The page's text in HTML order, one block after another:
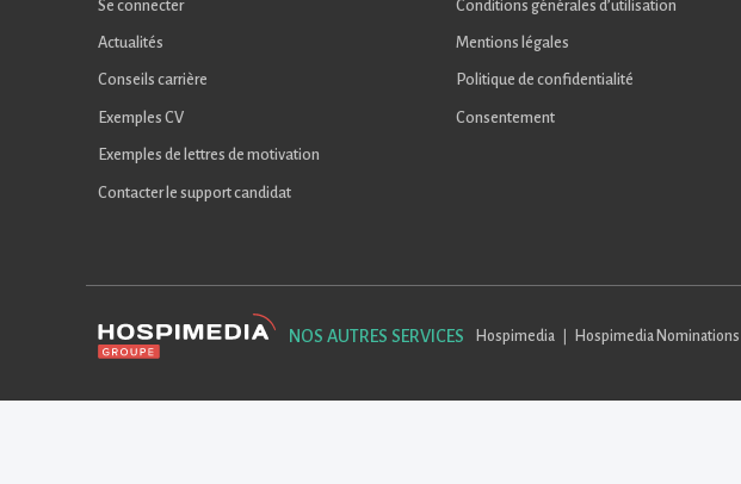
Se connecter
Actualités
Conseils carrière
Exemples CV
Exemples de lettres de motivation
Contacter le support candidat
Conditions générales d’utilisation
Mentions légales
Politique de confidentialité
Consentement
NOS AUTRES SERVICES Hospimedia Hospimedia Nominations